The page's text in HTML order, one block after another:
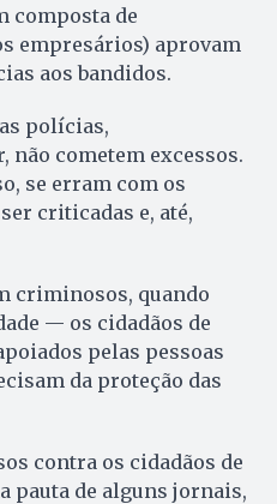
composta de
empresários) aprovam
aos bandidos.
polícias,
cometem excessos.
se erram com os
criticadas e, até,
criminosos, quando
— os cidadãos de
pelas pessoas
da proteção das
contra os cidadãos de
pauta de alguns jornais,